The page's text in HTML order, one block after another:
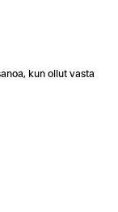
kun ollut vasta